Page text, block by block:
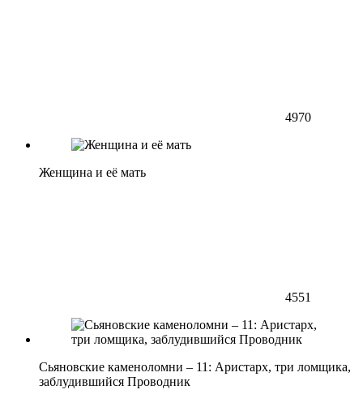
4970
Женщина и её мать
4551
Сьяновские каменоломни – 11: Аристарх, три ломщика,
заблудившийся Проводник